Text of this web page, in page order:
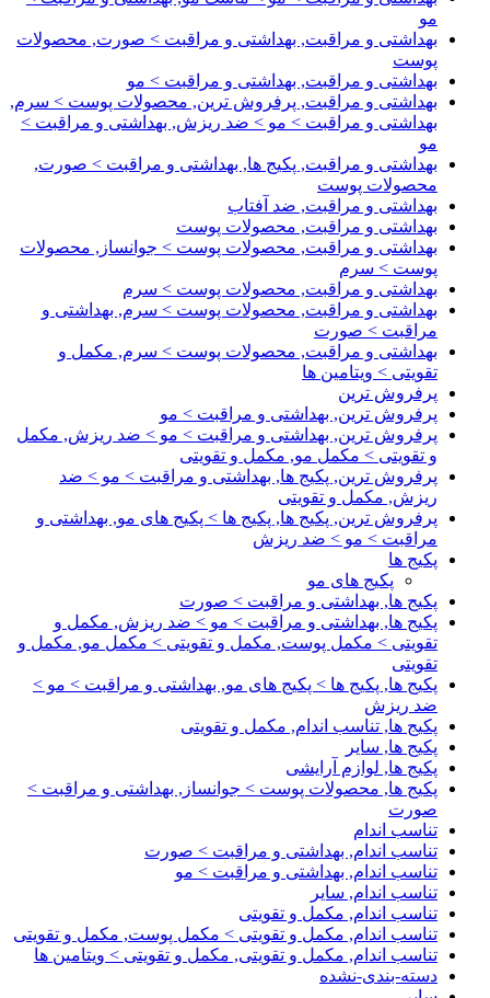
مو
بهداشتی و مراقبت, بهداشتی و مراقبت > صورت, محصولات
پوست
بهداشتی و مراقبت, بهداشتی و مراقبت > مو
بهداشتی و مراقبت, پرفروش ترین, محصولات پوست > سرم,
بهداشتی و مراقبت > مو > ضد ریزش, بهداشتی و مراقبت >
مو
بهداشتی و مراقبت, پکیج ها, بهداشتی و مراقبت > صورت,
محصولات پوست
بهداشتی و مراقبت, ضد آفتاب
بهداشتی و مراقبت, محصولات پوست
بهداشتی و مراقبت, محصولات پوست > جوانساز, محصولات
پوست > سرم
بهداشتی و مراقبت, محصولات پوست > سرم
بهداشتی و مراقبت, محصولات پوست > سرم, بهداشتی و
مراقبت > صورت
بهداشتی و مراقبت, محصولات پوست > سرم, مکمل و
تقویتی > ویتامین ها
پرفروش ترین
پرفروش ترین, بهداشتی و مراقبت > مو
پرفروش ترین, بهداشتی و مراقبت > مو > ضد ریزش, مکمل
و تقویتی > مکمل مو, مکمل و تقویتی
پرفروش ترین, پکیج ها, بهداشتی و مراقبت > مو > ضد
ریزش, مکمل و تقویتی
پرفروش ترین, پکیج ها, پکیج ها > پکیج های مو, بهداشتی و
مراقبت > مو > ضد ریزش
پکیج ها
پکیج های مو
پکیج ها, بهداشتی و مراقبت > صورت
پکیج ها, بهداشتی و مراقبت > مو > ضد ریزش, مکمل و
تقویتی > مکمل پوست, مکمل و تقویتی > مکمل مو, مکمل و
تقویتی
پکیج ها, پکیج ها > پکیج های مو, بهداشتی و مراقبت > مو >
ضد ریزش
پکیج ها, تناسب اندام, مکمل و تقویتی
پکیج ها, سایر
پکیج ها, لوازم آرایشی
پکیج ها, محصولات پوست > جوانساز, بهداشتی و مراقبت >
صورت
تناسب اندام
تناسب اندام, بهداشتی و مراقبت > صورت
تناسب اندام, بهداشتی و مراقبت > مو
تناسب اندام, سایر
تناسب اندام, مکمل و تقویتی
تناسب اندام, مکمل و تقویتی > مکمل پوست, مکمل و تقویتی
تناسب اندام, مکمل و تقویتی, مکمل و تقویتی > ویتامین ها
دسته-بندی-نشده